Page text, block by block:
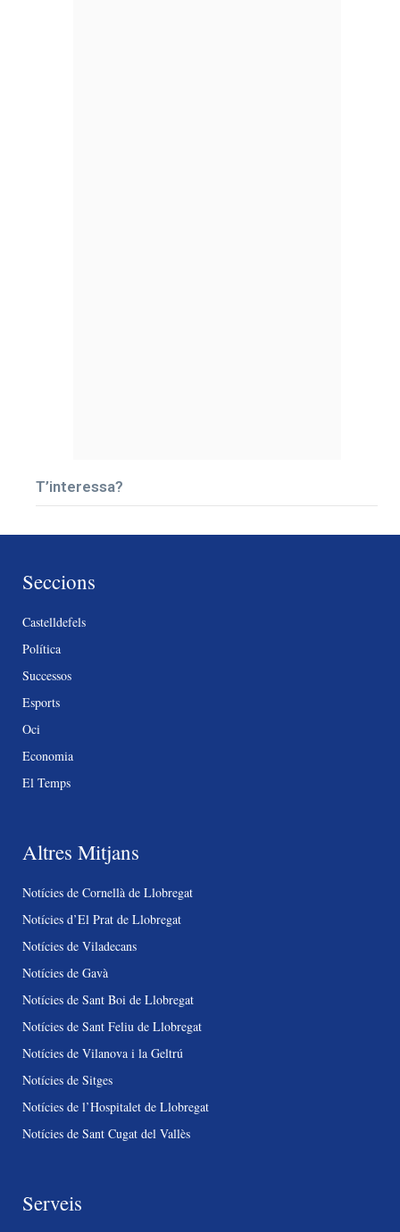
T’interessa?
Seccions
Castelldefels
Política
Successos
Esports
Oci
Economia
El Temps
Altres Mitjans
Notícies de Cornellà de Llobregat
Notícies d’El Prat de Llobregat
Notícies de Viladecans
Notícies de Gavà
Notícies de Sant Boi de Llobregat
Notícies de Sant Feliu de Llobregat
Notícies de Vilanova i la Geltrú
Notícies de Sitges
Notícies de l’Hospitalet de Llobregat
Notícies de Sant Cugat del Vallès
Serveis